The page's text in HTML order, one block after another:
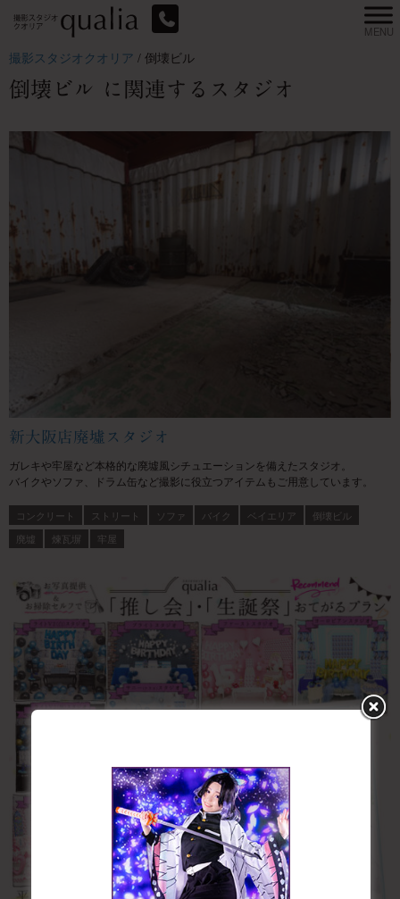
撮影スタジオクオリア / 倒壊ビル
倒壊ビル に関連するスタジオ
新大阪店廃墟スタジオ
ガレキや牢屋など本格的な廃墟風シチュエーションを備えたスタジオ。
バイクやソファ、ドラム缶など撮影に役立つアイテムもご用意しています。
コンクリート ストリート ソファ バイク ベイエリア
倒壊ビル
廃墟
煉瓦塀 牢屋